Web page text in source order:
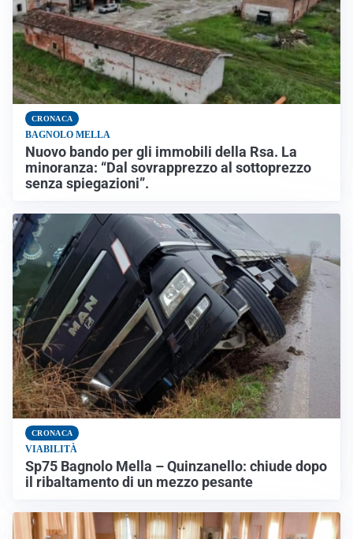
CRONACA
BAGNOLO MELLA
Nuovo bando per gli immobili della Rsa. La
minoranza: “Dal sovrapprezzo al sottoprezzo
senza spiegazioni”.
CRONACA
VIABILITÀ
Sp75 Bagnolo Mella – Quinzanello: chiude dopo
il ribaltamento di un mezzo pesante